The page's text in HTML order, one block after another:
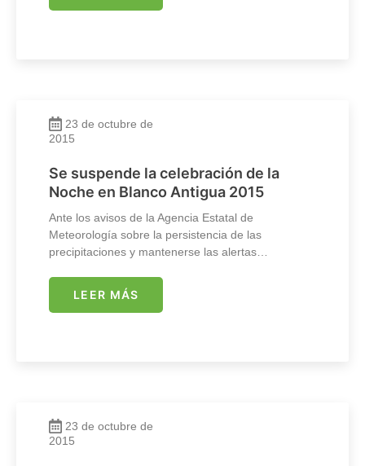
23 de octubre de
2015
Se suspende la celebración de la
Noche en Blanco Antigua 2015
Ante los avisos de la Agencia Estatal de
Meteorología sobre la persistencia de las
precipitaciones y mantenerse las alertas…
LEER MÁS
23 de octubre de
2015